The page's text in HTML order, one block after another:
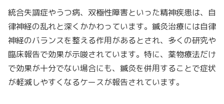
統合失調症やうつ病、双極性障害といった精神疾患は、自
律神経の乱れと深くかかわっています。鍼灸治療には自律
神経のバランスを整える作用があるとされ、多くの研究や
臨床報告で効果が示唆されています。特に、薬物療法だけ
で効果が十分でない場合にも、鍼灸を併用することで症状
が軽減しやすくなるケースが報告されています。